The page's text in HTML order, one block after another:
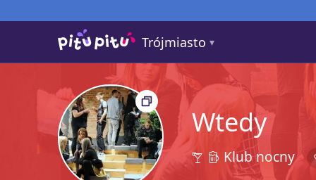
Trójmiasto
Wtedy
32 Klub nocny